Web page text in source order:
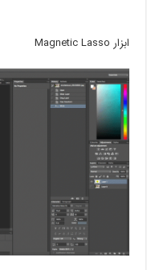
ابزار Magnetic Lasso